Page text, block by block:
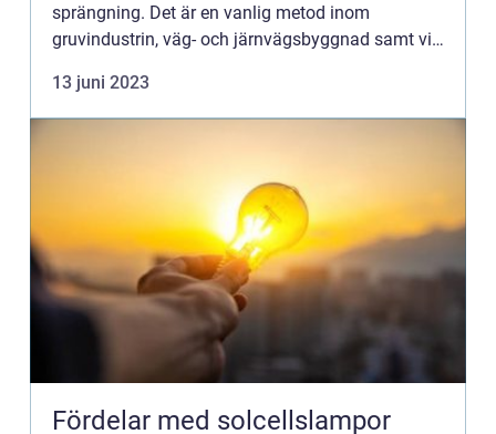
sprängning. Det är en vanlig metod inom
gruvindustrin, väg- och järnvägsbyggnad samt vid
13 juni 2023
Fördelar med solcellslampor